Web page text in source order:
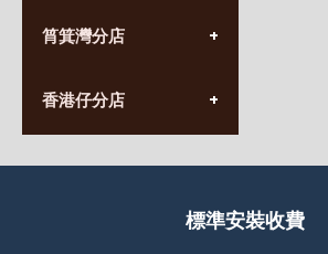
九龍太子太子道西141號
營業時間:
香港堅尼地城卑路乍街
(堅尼地城地鐵站B出口)
筲箕灣分店
營業時間:
(10:00am-20:30pm)
香港仔分店
營業時間:
香港香港仔成都道20-28號標準安裝收費